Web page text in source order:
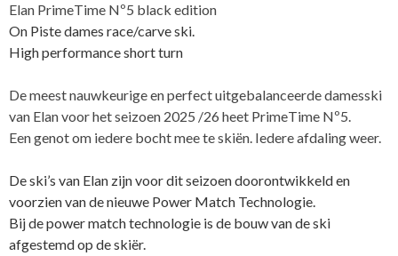
dames
carve
ski
Elan PrimeTime Nº5 black edition
On Piste dames race/carve ski.
High performance short turn
De meest nauwkeurige en perfect uitgebalanceerde damesski
van Elan voor het seizoen 2025 /26 heet PrimeTime Nº5.
Een genot om iedere bocht mee te skiën. Iedere afdaling weer.
De ski’s van Elan zijn voor dit seizoen doorontwikkeld en
voorzien van de nieuwe Power Match Technologie.
Bij de power match technologie is de bouw van de ski
afgestemd op de skiër.